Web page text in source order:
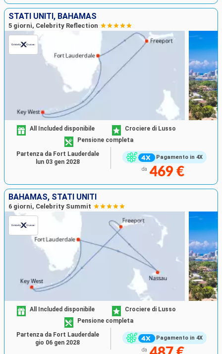
STATI UNITI, BAHAMAS
5 giorni, Celebrity Reflection
Pagamento in 4X
All Included disponibile
Crociere di Lusso
Pensione completa
da 469 €
Partenza da Fort Lauderdale
lun 03 gen 2028
BAHAMAS, STATI UNITI
6 giorni, Celebrity Summit
Pagamento in 4X
All Included disponibile
Crociere di Lusso
Pensione completa
da
Partenza da Fort Lauderdale
gio 06 gen 2028